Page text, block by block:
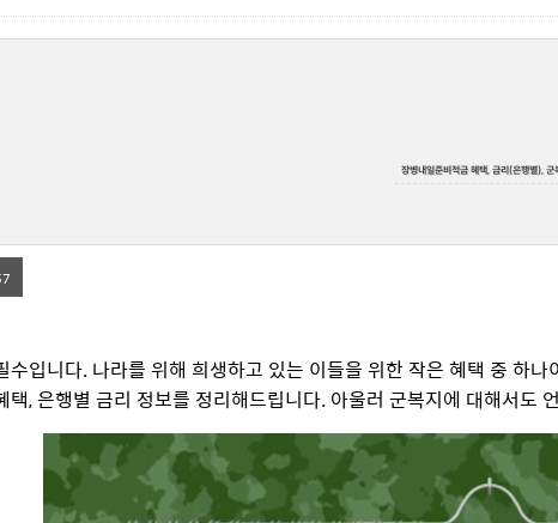
장병내일준비적금 혜택, 금리(은행별), 군
수입니다. 나라를 위해 희생하고 있는 이들을 위한 작은 혜택 중 하
택, 은행별 금리 정보를 정리해드립니다. 아울러 군복지에 대해서도